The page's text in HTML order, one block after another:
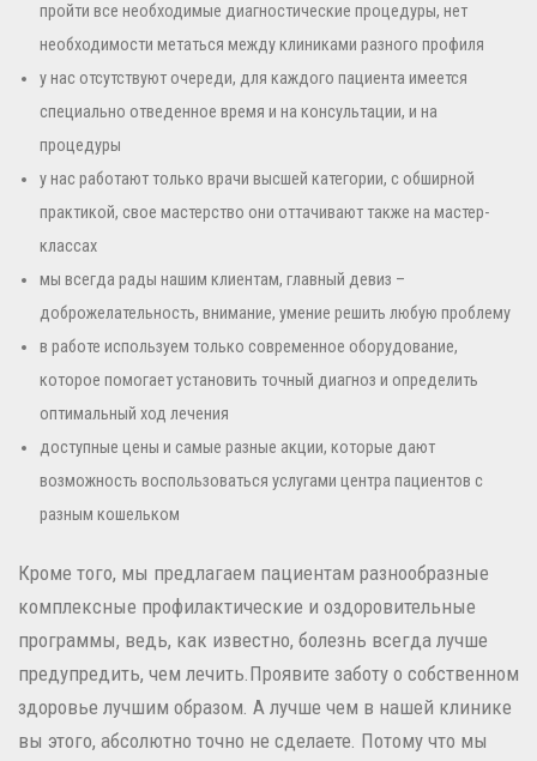
пройти все необходимые диагностические процедуры, нет
необходимости метаться между клиниками разного профиля
у нас отсутствуют очереди, для каждого пациента имеется
специально отведенное время и на консультации, и на
процедуры
у нас работают только врачи высшей категории, с обширной
практикой, свое мастерство они оттачивают также на мастер-
классах
мы всегда рады нашим клиентам, главный девиз –
доброжелательность, внимание, умение решить любую проблему
в работе используем только современное оборудование,
которое помогает установить точный диагноз и определить
оптимальный ход лечения
доступные цены и самые разные акции, которые дают
возможность воспользоваться услугами центра пациентов с
разным кошельком
Кроме того, мы предлагаем пациентам разнообразные
комплексные профилактические и оздоровительные
программы, ведь, как известно, болезнь всегда лучше
предупредить, чем лечить.Проявите заботу о собственном
здоровье лучшим образом. А лучше чем в нашей клинике
вы этого, абсолютно точно не сделаете. Потому что мы